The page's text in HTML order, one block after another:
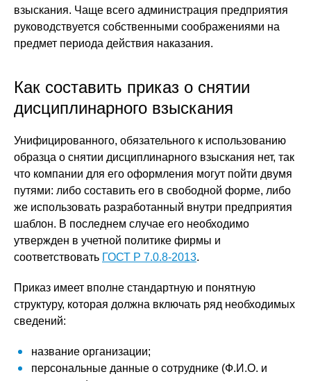
взыскания. Чаще всего администрация предприятия
руководствуется собственными соображениями на
предмет периода действия наказания.
Как составить приказ о снятии
дисциплинарного взыскания
Унифицированного, обязательного к использованию
образца о снятии дисциплинарного взыскания нет, так
что компании для его оформления могут пойти двумя
путями: либо составить его в свободной форме, либо
же использовать разработанный внутри предприятия
шаблон. В последнем случае его необходимо
утвержден в учетной политике фирмы и
соответствовать ГОСТ Р 7.0.8-2013.
Приказ имеет вполне стандартную и понятную
структуру, которая должна включать ряд необходимых
сведений:
название организации;
персональные данные о сотруднике (Ф.И.О. и